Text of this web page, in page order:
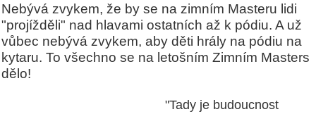
Nebývá zvykem, že by se na zimním Masteru lidi
"projížděli" nad hlavami ostatních až k pódiu. A už
vůbec nebývá zvykem, aby děti hrály na pódiu na
kytaru. To všechno se na letošním Zimním Masters
dělo!
"Tady je budoucnost